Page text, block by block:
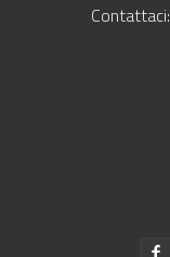
Contattaci: